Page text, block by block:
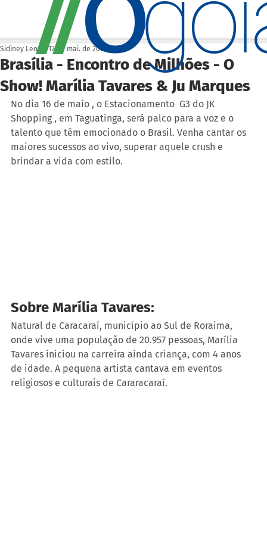
Brasília - Encontro de Milhões - O
Show! Marília Tavares & Ju Marques
Sidiney Leonis 12 de mai. de 2025
No dia 16 de maio , o Estacionamento  G3 do JK
Shopping , em Taguatinga, será palco para a voz e o
talento que têm emocionado o Brasil. Venha cantar os
maiores sucessos ao vivo, superar aquele crush e
brindar a vida com estilo.
Sobre Marília Tavares:
Natural de Caracaraí, município ao Sul de Roraima,
onde vive uma população de 20.957 pessoas, Marília
Tavares iniciou na carreira ainda criança, com 4 anos
de idade. A pequena artista cantava em eventos
religiosos e culturais de Cararacaraí.